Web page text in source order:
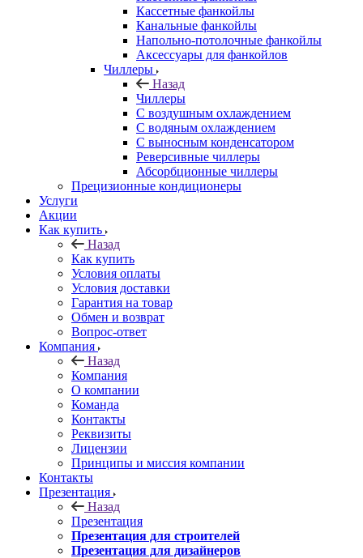
Кассетные фанкойлы
Канальные фанкойлы
Напольно-потолочные фанкойлы
Аксессуары для фанкойлов
Чиллеры
Назад
Чиллеры
С воздушным охлаждением
С водяным охлаждением
С выносным конденсатором
Реверсивные чиллеры
Абсорбционные чиллеры
Прецизионные кондиционеры
Услуги
Акции
Как купить
Назад
Как купить
Условия оплаты
Условия доставки
Гарантия на товар
Обмен и возврат
Вопрос-ответ
Компания
Назад
Компания
О компании
Команда
Контакты
Реквизиты
Лицензии
Принципы и миссия компании
Контакты
Презентация
Назад
Презентация
Презентация для строителей
Презентация для дизайнеров